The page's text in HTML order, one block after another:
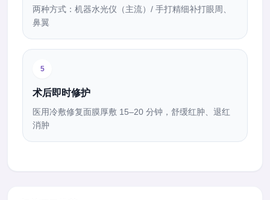
两种方式：机器水光仪（主流）/ 手打精细补打眼周、
鼻翼
5
术后即时修护
医用冷敷修复面膜厚敷 15–20 分钟，舒缓红肿、退红
消肿